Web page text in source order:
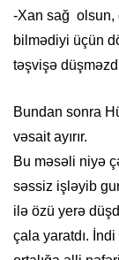
-Xan sağ olsun,
bilmədiyi üçün
təşvişə
Bundan sonra
vəsait ayırır.
Bu məsəli niyə
səssiz işləyib
ilə özü yerə
çala yaratdı.